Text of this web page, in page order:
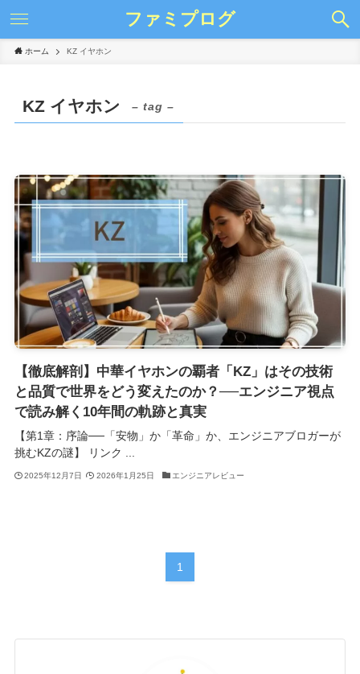
ファミプログ
ホーム KZ イヤホン
KZ イヤホン – tag –
【徹底解剖】中華イヤホンの覇者「KZ」はその技術
と品質で世界をどう変えたのか？──エンジニア視点
で読み解く10年間の軌跡と真実
【第1章：序論──「安物」か「革命」か、エンジニアブロガーが
挑むKZの謎】 リンク ...
2025年12月7日 2026年1月25日 エンジニアレビュー
1